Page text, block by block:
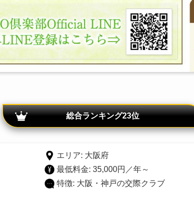
総合ランキング23位
エリア: 大阪府
最低料金: 35,000円／年～
特徴: 大阪・神戸の交際クラブ